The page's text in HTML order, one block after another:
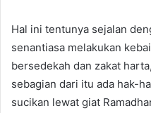
Hal ini tentunya sejalan
senantiasa melakukan
bersedekah dan zakat
sebagian dari itu ada hak-
sucikan lewat giat